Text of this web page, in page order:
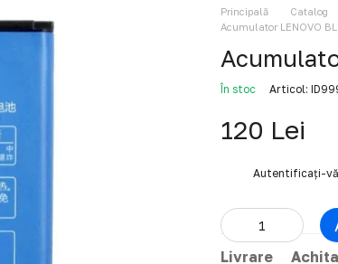
Principală Catalog
Acumulator LENOVO
În stoc Articol:
120 Lei
Autentificați-vă
Livrare